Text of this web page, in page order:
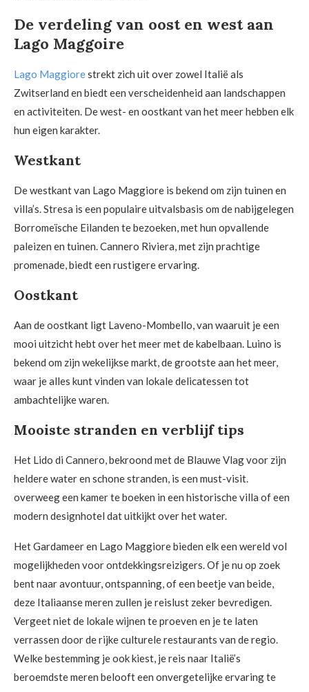
De verdeling van oost en west aan
Lago Maggoire
Lago Maggiorestrekt zich uit over zowel Italië als
Zwitserland en biedt een verscheidenheid aan landschappen
en activiteiten. De west- en oostkant van het meer hebben elk
hun eigen karakter.
Westkant
De westkant van Lago Maggiore is bekend om zijn tuinen en
villa’s. Stresa is een populaire uitvalsbasis om de nabijgelegen
Borromeïsche Eilanden te bezoeken, met hun opvallende
paleizen en tuinen. Cannero Riviera, met zijn prachtige
promenade, biedt een rustigere ervaring.
Oostkant
Aan de oostkant ligt Laveno-Mombello, van waaruit je een
mooi uitzicht hebt over het meer met de kabelbaan. Luino is
bekend om zijn wekelijkse markt, de grootste aan het meer,
waar je alles kunt vinden van lokale delicatessen tot
ambachtelijke waren.
Mooiste stranden en verblijf tips
Het Lido di Cannero, bekroond met de Blauwe Vlag voor zijn
heldere water en schone stranden, is een must-visit.
overweeg een kamer te boeken in een historische villa of een
modern designhotel dat uitkijkt over het water.
Het Gardameer en Lago Maggiore bieden elk een wereld vol
mogelijkheden voor ontdekkingsreizigers. Of je nu op zoek
bent naar avontuur, ontspanning, of een beetje van beide,
deze Italiaanse meren zullen je reislust zeker bevredigen.
Vergeet niet de lokale wijnen te proeven en je te laten
verrassen door de rijke culturele restaurants van de regio.
Welke bestemming je ook kiest, je reis naar Italië’s
beroemdste meren belooft een onvergetelijke ervaring te